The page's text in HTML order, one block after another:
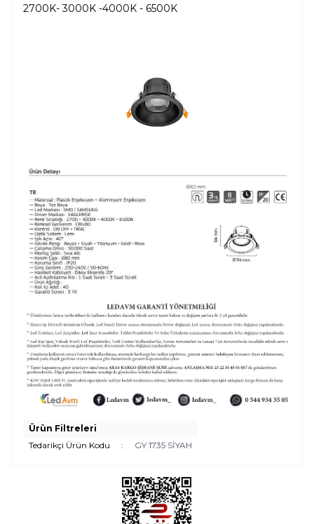
2700K- 3000K -4000K - 6500K
Ürün Filtreleri
Tedarikçi Ürün Kodu
: GY 1735 SİYAH